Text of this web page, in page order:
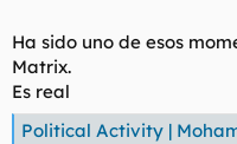
Ha sido uno de esos
Matrix.
Es real
Political Activity |